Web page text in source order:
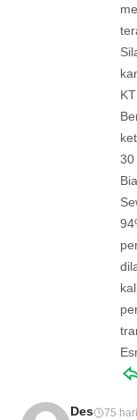
30
Des 75